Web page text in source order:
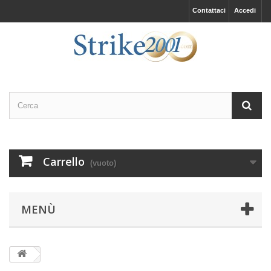
Accedi
Contattaci
Carrello (vuoto)
MENÙ